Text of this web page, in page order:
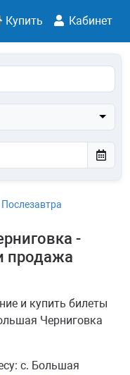
Купить Кабинет
Послезавтра
-
продажа
и купить билеты
Черниговка
с. Большая